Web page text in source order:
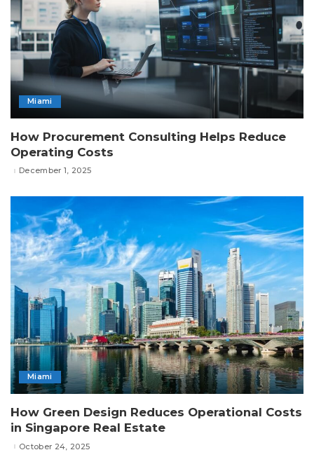
Miami
How Procurement Consulting Helps Reduce
Operating Costs
December 1, 2025
Miami
How Green Design Reduces Operational Costs
in Singapore Real Estate
October 24, 2025